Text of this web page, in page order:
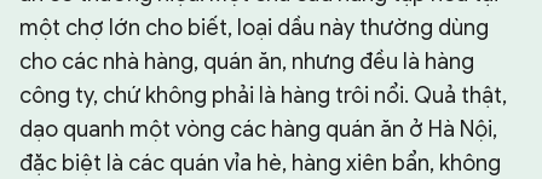
một chợ lớn cho biết, loại dầu này thường dùng
cho các nhà hàng, quán ăn, nhưng đều là hàng
công ty, chứ không phải là hàng trôi nổi. Quả thật,
dạo quanh một vòng các hàng quán ăn ở Hà Nội,
đặc biệt là các quán vỉa hè, hàng xiên bẩn, không